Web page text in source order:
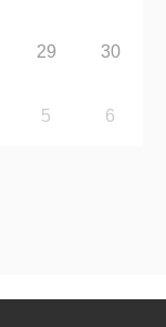
29 30
5 6